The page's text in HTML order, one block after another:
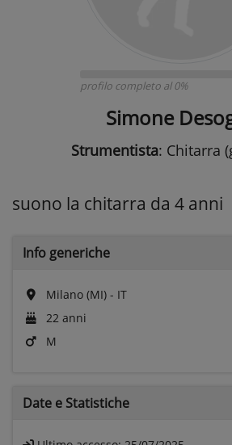
profilo completo al 0%
Simone
Strumentista: Chitarra
suono la chitarra da 4 anni
Info generiche
Milano (MI) - IT
22 anni
M
Date e Statistiche